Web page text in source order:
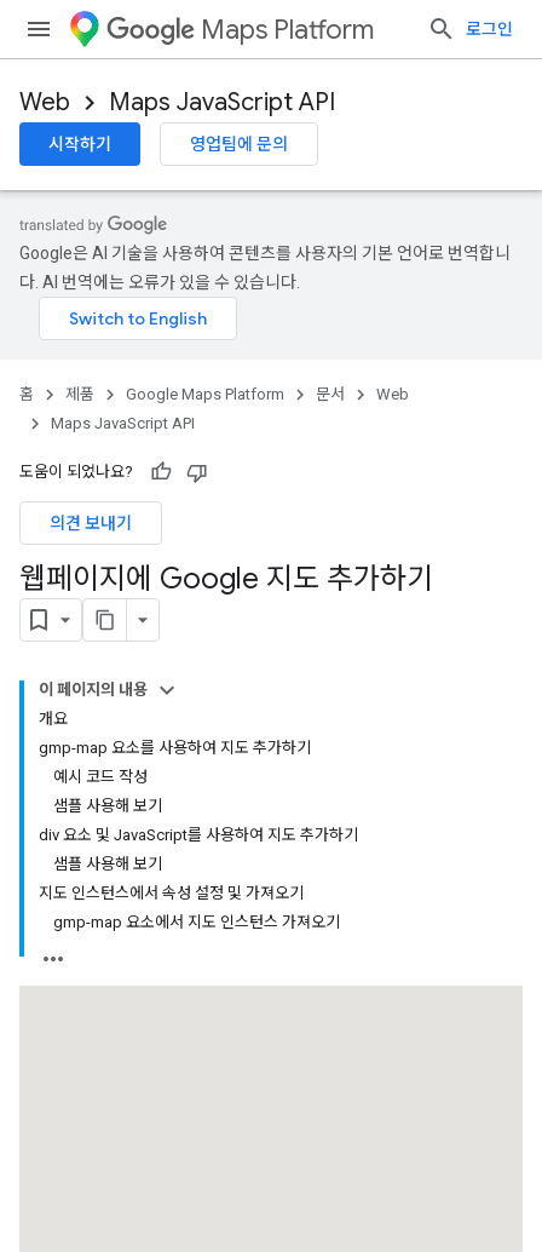
Maps Platform 로그인
Web Maps JavaScript API
시작하기 영업팀에 문의
Google은 AI 기술을 사용하여 콘텐츠를 사용자의 기본 언어로 번역합니
다. AI 번역에는 오류가 있을 수 있습니다.
홈 제품 Google Maps Platform 문서
Web
Maps JavaScript API
도움이 되었나요?
의견 보내기
웹페이지에 Google 지도 추가하기
이 페이지의 내용
개요
gmp-map 요소를 사용하여 지도 추가하기
예시 코드 작성
샘플 사용해 보기
div 요소 및 JavaScript를 사용하여 지도 추가하기
샘플 사용해 보기
지도 인스턴스에서 속성 설정 및 가져오기
gmp-map 요소에서 지도 인스턴스 가져오기